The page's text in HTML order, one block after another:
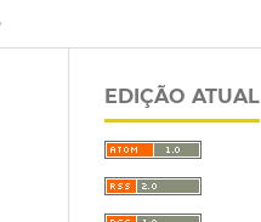
EDIÇÃO ATUAL